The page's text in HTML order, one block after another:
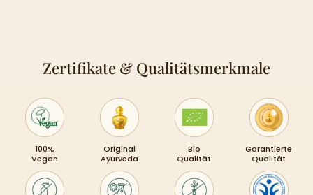
Zertifikate & Qualitätsmerkmale
100%
Vegan
Original
Ayurveda
Bio
Qualität
Garantierte
Qualität